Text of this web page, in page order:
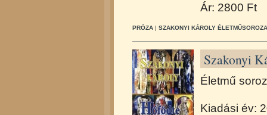
Ár: 2800 Ft
PRÓZA | SZAKONYI KÁROLY
Szakonyi
Életmű
Kiadási év: